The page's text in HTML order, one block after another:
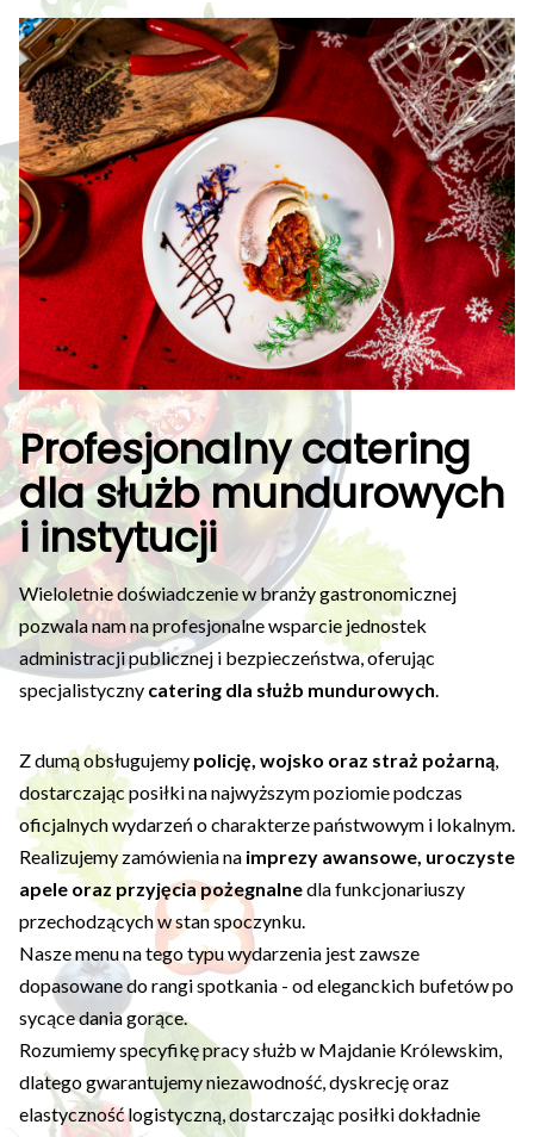
Profesjonalny catering
dla służb mundurowych
i instytucji
Wieloletnie doświadczenie w branży gastronomicznej
pozwala nam na profesjonalne wsparcie jednostek
administracji publicznej i bezpieczeństwa, oferując
specjalistyczny catering dla służb mundurowych
Z dumą obsługujemy policję, wojsko oraz straż pożarną
dostarczając posiłki na najwyższym poziomie podczas
oficjalnych wydarzeń o charakterze państwowym i lokalnym.
Realizujemy zamówienia na imprezy awansowe, uroczyste
apele oraz przyjęcia pożegnalnedla funkcjonariuszy
przechodzących w stan spoczynku.
Nasze menu na tego typu wydarzenia jest zawsze
dopasowane do rangi spotkania - od eleganckich bufetów po
sycące dania gorące.
Rozumiemy specyfikę pracy służb w Majdanie Królewskim,
dlatego gwarantujemy niezawodność, dyskrecję oraz
elastyczność logistyczną, dostarczając posiłki dokładnie